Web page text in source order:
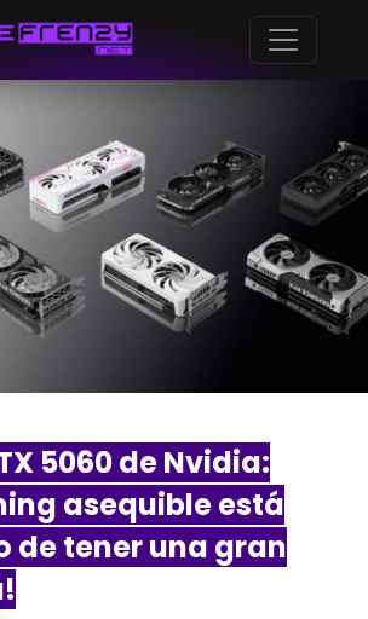
5060 de Nvidia:
asequible está
de tener una gran